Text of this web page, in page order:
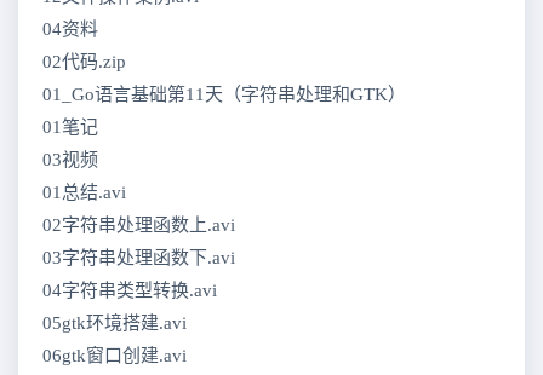
04资料
02代码.zip
01_Go语言基础第11天（字符串处理和GTK）
01笔记
03视频
01总结.avi
02字符串处理函数上.avi
03字符串处理函数下.avi
04字符串类型转换.avi
05gtk环境搭建.avi
06gtk窗口创建.avi